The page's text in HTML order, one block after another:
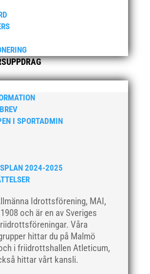
I SPORTADMIN
2024-2025
Idrottsförening, MAI,
och är en av Sveriges
Våra
hittar du på Malmö
i friidrottshallen Atleticum,
hittar vårt kansli.